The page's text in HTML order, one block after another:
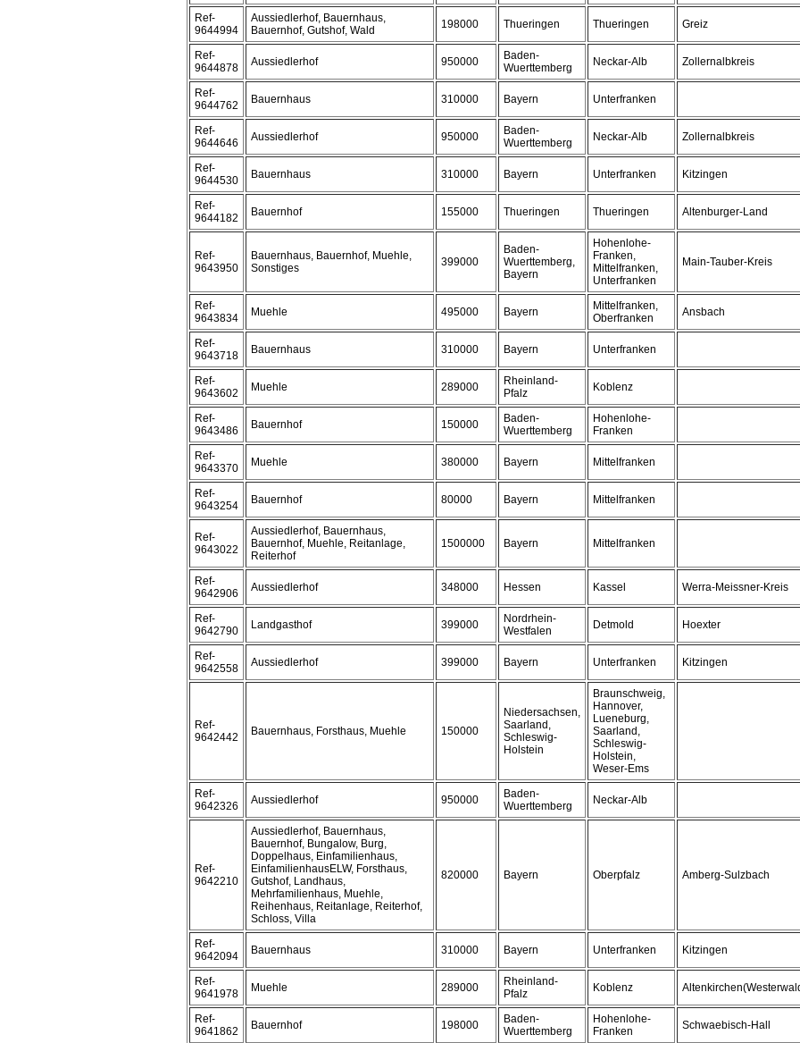
Ref-
9644994
Aussiedlerhof, Bauernhaus,
Bauernhof, Gutshof, Wald
198000 Thueringen Thueringen Greiz
Ref-
9644878
Aussiedlerhof 950000
Baden-
Wuerttemberg
Neckar-Alb Zollernalbkreis
Ref-
9644762
Bauernhaus 310000 Bayern Unterfranken
Ref-
9644646
Aussiedlerhof 950000
Baden-
Wuerttemberg
Neckar-Alb Zollernalbkreis
Ref-
9644530
Bauernhaus 310000 Bayern Unterfranken Kitzingen
Ref-
9644182
Bauernhof 155000 Thueringen Thueringen Altenburger-Land
Ref-
9643950
Bauernhaus, Bauernhof, Muehle,
Sonstiges
399000
Baden-
Wuerttemberg,
Bayern
Hohenlohe-
Franken,
Mittelfranken,
Unterfranken
Main-Tauber-Kreis
Ref-
9643834
Muehle 495000 Bayern
Mittelfranken,
Oberfranken
Ansbach
Ref-
9643718
Bauernhaus 310000 Bayern Unterfranken
Ref-
9643602
Muehle 289000
Rheinland-
Pfalz
Koblenz
Ref-
9643486
Bauernhof 150000
Baden-
Wuerttemberg
Hohenlohe-
Franken
Ref-
9643370
Muehle 380000 Bayern Mittelfranken
Ref-
9643254
Bauernhof 80000 Bayern Mittelfranken
Ref-
9643022
Aussiedlerhof, Bauernhaus,
Bauernhof, Muehle, Reitanlage,
Reiterhof
1500000 Bayern Mittelfranken
Ref-
9642906
Aussiedlerhof 348000 Hessen Kassel Werra-Meissner-Kreis
Ref-
9642790
Landgasthof 399000
Nordrhein-
Westfalen
Detmold Hoexter
Ref-
9642558
Aussiedlerhof 399000 Bayern Unterfranken Kitzingen
Ref-
9642442
Bauernhaus, Forsthaus, Muehle 150000
Niedersachsen,
Saarland,
Schleswig-
Holstein
Braunschweig,
Hannover,
Lueneburg,
Saarland,
Schleswig-
Holstein,
Weser-Ems
Ref-
9642326
Aussiedlerhof 950000
Baden-
Wuerttemberg
Neckar-Alb
Ref-
9642210
Aussiedlerhof, Bauernhaus,
Bauernhof, Bungalow, Burg,
Doppelhaus, Einfamilienhaus,
EinfamilienhausELW, Forsthaus,
Gutshof, Landhaus,
Mehrfamilienhaus, Muehle,
Reihenhaus, Reitanlage, Reiterhof,
Schloss, Villa
820000 Bayern Oberpfalz Amberg-Sulzbach
Ref-
9642094
Bauernhaus 310000 Bayern Unterfranken Kitzingen
Ref-
9641978
Muehle 289000
Rheinland-
Pfalz
Koblenz
Ref-
9641862
Bauernhof 198000
Baden-
Wuerttemberg
Hohenlohe-
Franken
Schwaebisch-Hall